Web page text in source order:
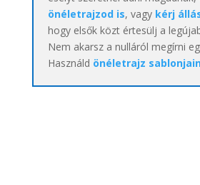
önéletrajzod is, vagy kérj
hogy elsők közt értesülj a
Nem akarsz a nulláról megírni
Használd önéletrajz